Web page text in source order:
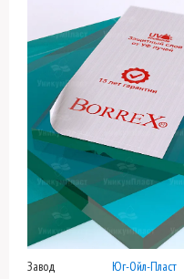
Завод
Юг-Ойл-Пласт